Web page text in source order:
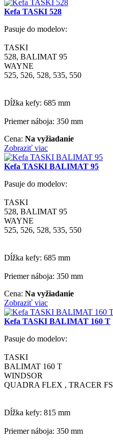
Kefa TASKI 528
Pasuje do modelov:
TASKI
528, BALIMAT 95
WAYNE
525, 526, 528, 535, 550
Dĺžka kefy: 685 mm
Priemer náboja: 350 mm
Cena: Na vyžiadanie
Zobraziť viac
Kefa TASKI BALIMAT 95
Pasuje do modelov:
TASKI
528, BALIMAT 95
WAYNE
525, 526, 528, 535, 550
Dĺžka kefy: 685 mm
Priemer náboja: 350 mm
Cena: Na vyžiadanie
Zobraziť viac
Kefa TASKI BALIMAT 160 T
Pasuje do modelov:
TASKI
BALIMAT 160 T
WINDSOR
QUADRA FLEX , TRACER FS
Dĺžka kefy: 815 mm
Priemer náboja: 350 mm